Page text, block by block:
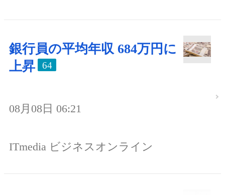
銀行員の平均年収 684万円に
上昇
64
08月08日 06:21
ITmedia ビジネスオンライン